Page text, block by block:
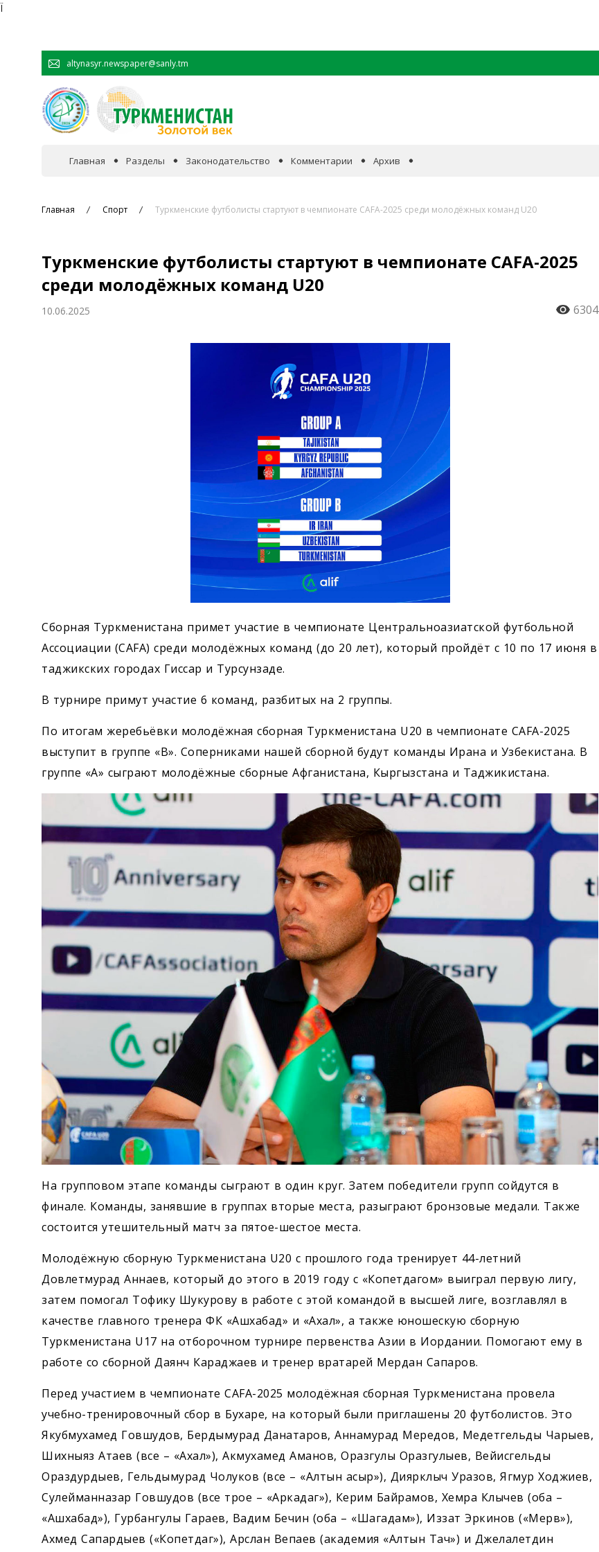
Ï
altynasyr.newspaper@sanly.tm
Главная Разделы
Сотрудничество
Законодательство Комментарии Архив
Главная Спорт Туркменские футболисты стартуют в чемпионате CAFA-2025 среди молодёжных команд U20
Туркменские футболисты стартуют в чемпионате CAFA-2025
среди молодёжных команд U20
10.06.2025 6304
Сборная Туркменистана примет участие в чемпионате Центральноазиатской футбольной
Ассоциации (CAFA) среди молодёжных команд (до 20 лет), который пройдёт с 10 по 17 июня в
таджикских городах Гиссар и Турсунзаде.
В турнире примут участие 6 команд, разбитых на 2 группы.
По итогам жеребьёвки молодёжная сборная Туркменистана U20 в чемпионате CAFA-2025
выступит в группе «B». Соперниками нашей сборной будут команды Ирана и Узбекистана. В
группе «А» сыграют молодёжные сборные Афганистана, Кыргызстана и Таджикистана.
На групповом этапе команды сыграют в один круг. Затем победители групп сойдутся в
финале. Команды, занявшие в группах вторые места, разыграют бронзовые медали. Также
состоится утешительный матч за пятое-шестое места.
Молодёжную сборную Туркменистана U20 с прошлого года тренирует 44-летний
Довлетмурад Аннаев, который до этого в 2019 году c «Копетдагом» выиграл первую лигу,
затем помогал Тофику Шукурову в работе с этой командой в высшей лиге, возглавлял в
качестве главного тренера ФК «Ашхабад» и «Ахал», а также юношескую сборную
Туркменистана U17 на отборочном турнире первенства Азии в Иордании. Помогают ему в
работе со сборной Даянч Караджаев и тренер вратарей Мердан Сапаров.
Перед участием в чемпионате CAFA-2025 молодёжная сборная Туркменистана провела
учебно-тренировочный сбор в Бухаре, на который были приглашены 20 футболистов. Это
Якубмухамед Говшудов, Бердымурад Данатаров, Аннамурад Мередов, Медетгельды Чарыев,
Шихныяз Атаев (все – «Ахал»), Акмухамед Аманов, Оразгулы Оразгулыев, Вейисгельды
Ораздурдыев, Гельдымурад Чолуков (все – «Алтын асыр»), Диярклыч Уразов, Ягмур Ходжиев,
Сулейманназар Говшудов (все трое – «Аркадаг»), Керим Байрамов, Хемра Клычев (оба –
«Ашхабад»), Гурбангулы Гараев, Вадим Бечин (оба – «Шагадам»), Иззат Эркинов («Мерв»),
Ахмед Сапардыев («Копетдаг»), Арслан Вепаев (академия «Алтын Тач») и Джелалетдин